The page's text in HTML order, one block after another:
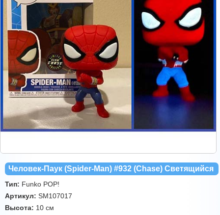
Человек-Паук (Spider-Man) #932 (Chase) Светящийся
Тип: Funko POP!
Артикул: SM107017
Высота: 10 см